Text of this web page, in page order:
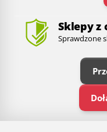
Sklepy
Sprawdzone